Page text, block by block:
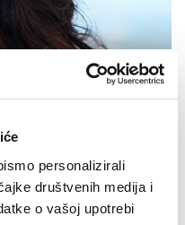
personalizirali
društvenih medija i
o vašoj upotrebi